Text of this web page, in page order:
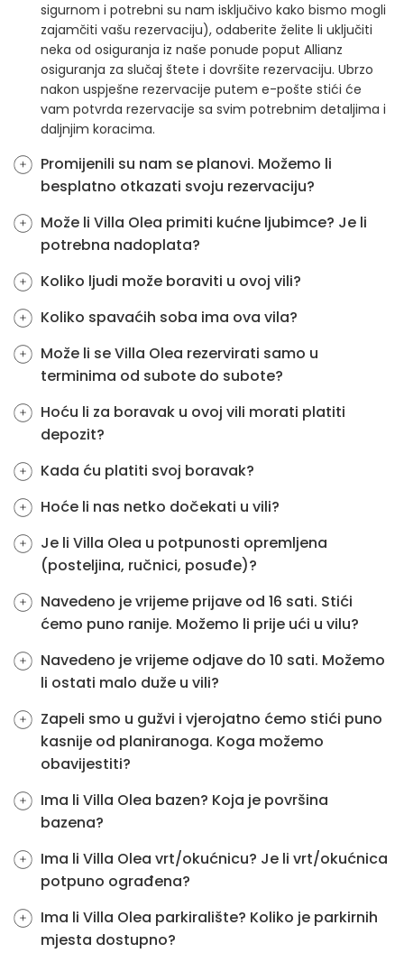
sigurnom i potrebni su nam isključivo kako bismo mogli
zajamčiti vašu rezervaciju), odaberite želite li uključiti
neka od osiguranja iz naše ponude poput Allianz
osiguranja za slučaj štete i dovršite rezervaciju. Ubrzo
nakon uspješne rezervacije putem e-pošte stići će
vam potvrda rezervacije sa svim potrebnim detaljima i
daljnjim koracima.
Promijenili su nam se planovi. Možemo li
besplatno otkazati svoju rezervaciju?
Može li Villa Olea primiti kućne ljubimce? Je li
potrebna nadoplata?
Koliko ljudi može boraviti u ovoj vili?
Koliko spavaćih soba ima ova vila?
Može li se Villa Olea rezervirati samo u
terminima od subote do subote?
Hoću li za boravak u ovoj vili morati platiti
depozit?
Kada ću platiti svoj boravak?
Hoće li nas netko dočekati u vili?
Je li Villa Olea u potpunosti opremljena
(posteljina, ručnici, posuđe)?
Navedeno je vrijeme prijave od 16 sati. Stići
ćemo puno ranije. Možemo li prije ući u vilu?
Navedeno je vrijeme odjave do 10 sati. Možemo
li ostati malo duže u vili?
Zapeli smo u gužvi i vjerojatno ćemo stići puno
kasnije od planiranoga. Koga možemo
obavijestiti?
Ima li Villa Olea bazen? Koja je površina
bazena?
Ima li Villa Olea vrt/okućnicu? Je li vrt/okućnica
potpuno ograđena?
Ima li Villa Olea parkiralište? Koliko je parkirnih
mjesta dostupno?